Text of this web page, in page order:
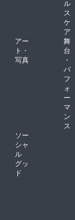
ル
ス
ケ
ア
アー
ト・
写真
舞
台
・
パ
フ
ォ
ー
マ
ン
ス
ソー
シャ
ル
グッ
ド